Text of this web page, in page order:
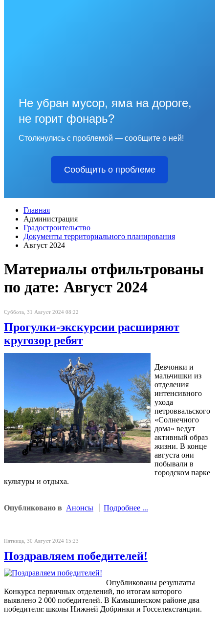
Не убран мусор, яма на дороге,
не горит фонарь?
Столкнулись с проблемой — сообщите о ней!
Сообщить о проблеме
Главная
Администрация
Градостроительство
Документы территориального планирования
Август 2024
Материалы отфильтрованы
по дате: Август 2024
Суббота, 31 Август 2024 08:22
Прогулки-экскурсии расширяют
кругозор ребят
Девчонки и
мальчишки из
отделения
интенсивного
ухода
петроввальского
«Солнечного
дома» ведут
активный образ
жизни. В конце
августа они
побывали в
городском парке
культуры и отдыха.
Опубликовано в Анонсы Подробнее ...
Пятница, 30 Август 2024 15:23
Поздравляем победителей!
Опубликованы результаты
Конкурса первичных отделений, по итогам которого
выявлено 2 000 победителей. В Камышинском районе два
победителя: школы Нижней Добринки и Госселекстанции.